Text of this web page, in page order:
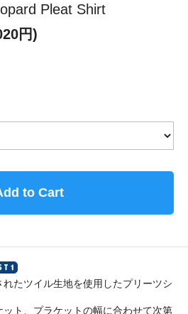
Pleat Shirt
円)
to Cart
たツイル生地を使用したプリーツシ
ト、プラケットの幅に合わせて次第